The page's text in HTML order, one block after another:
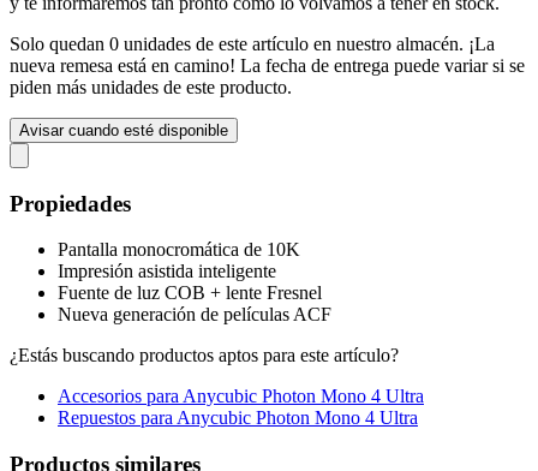
Solo quedan 0 unidades de este artículo en nuestro almacén. ¡La
nueva remesa está en camino! La fecha de entrega puede variar si se
piden más unidades de este producto.
Avisar cuando esté disponible
Propiedades
Pantalla monocromática de 10K
Impresión asistida inteligente
Fuente de luz COB + lente Fresnel
Nueva generación de películas ACF
¿Estás buscando productos aptos para este artículo?
Accesorios para Anycubic Photon Mono 4 Ultra
Repuestos para Anycubic Photon Mono 4 Ultra
Productos similares